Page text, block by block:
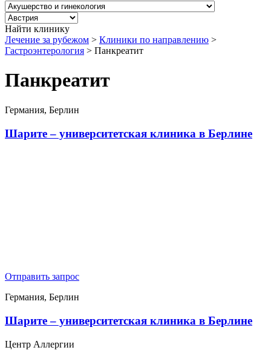
Найти клинику
Лечение за рубежом > Клиники по направлению >
Гастроэнтерология > Панкреатит
Панкреатит
Германия, Берлин
Шарите – университетская клиника в Берлине
Отправить запрос
Германия, Берлин
Шарите – университетская клиника в Берлине
Центр Аллергии